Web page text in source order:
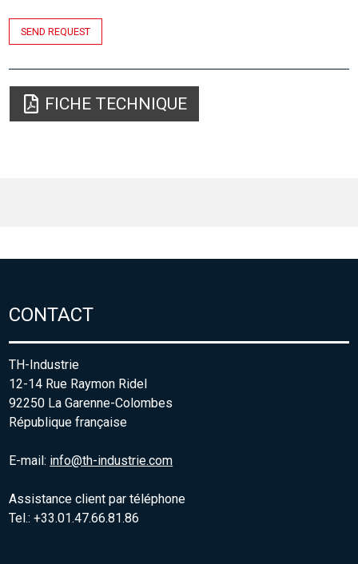
SEND REQUEST
FICHE TECHNIQUE
CONTACT
TH-Industrie
12-14 Rue Raymon Ridel
92250 La Garenne-Colombes
République française
E-mail: info@th-industrie.com
Assistance client par téléphone
Tel.: +33.01.47.66.81.86